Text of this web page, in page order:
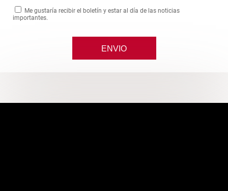
Me gustaría recibir el boletín y estar al día de las noticias
importantes.